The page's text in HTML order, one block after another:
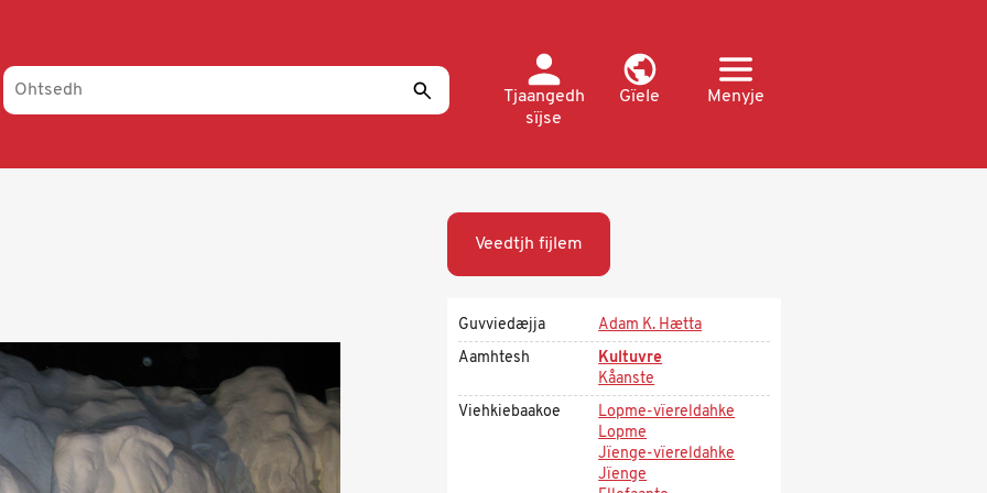
Tjaangedh
sïjse
Gïele Menyje
Veedtjh fijlem
Guvviedæjja
Adam K. Hætta
Aamhtesh
Kultuvre
Kåanste
Viehkiebaakoe
Lopme-vïereldahke
Lopme
Jïenge-vïereldahke
Jïenge